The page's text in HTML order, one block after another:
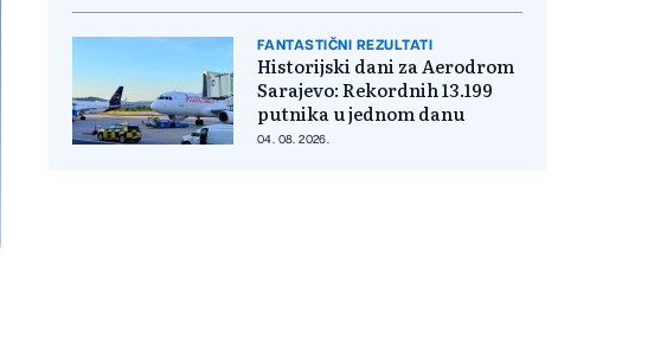
FANTASTIČNI REZULTATI
Historijski dani za Aerodrom
Sarajevo: Rekordnih 13.199
putnika u jednom danu
04. 08. 2026.